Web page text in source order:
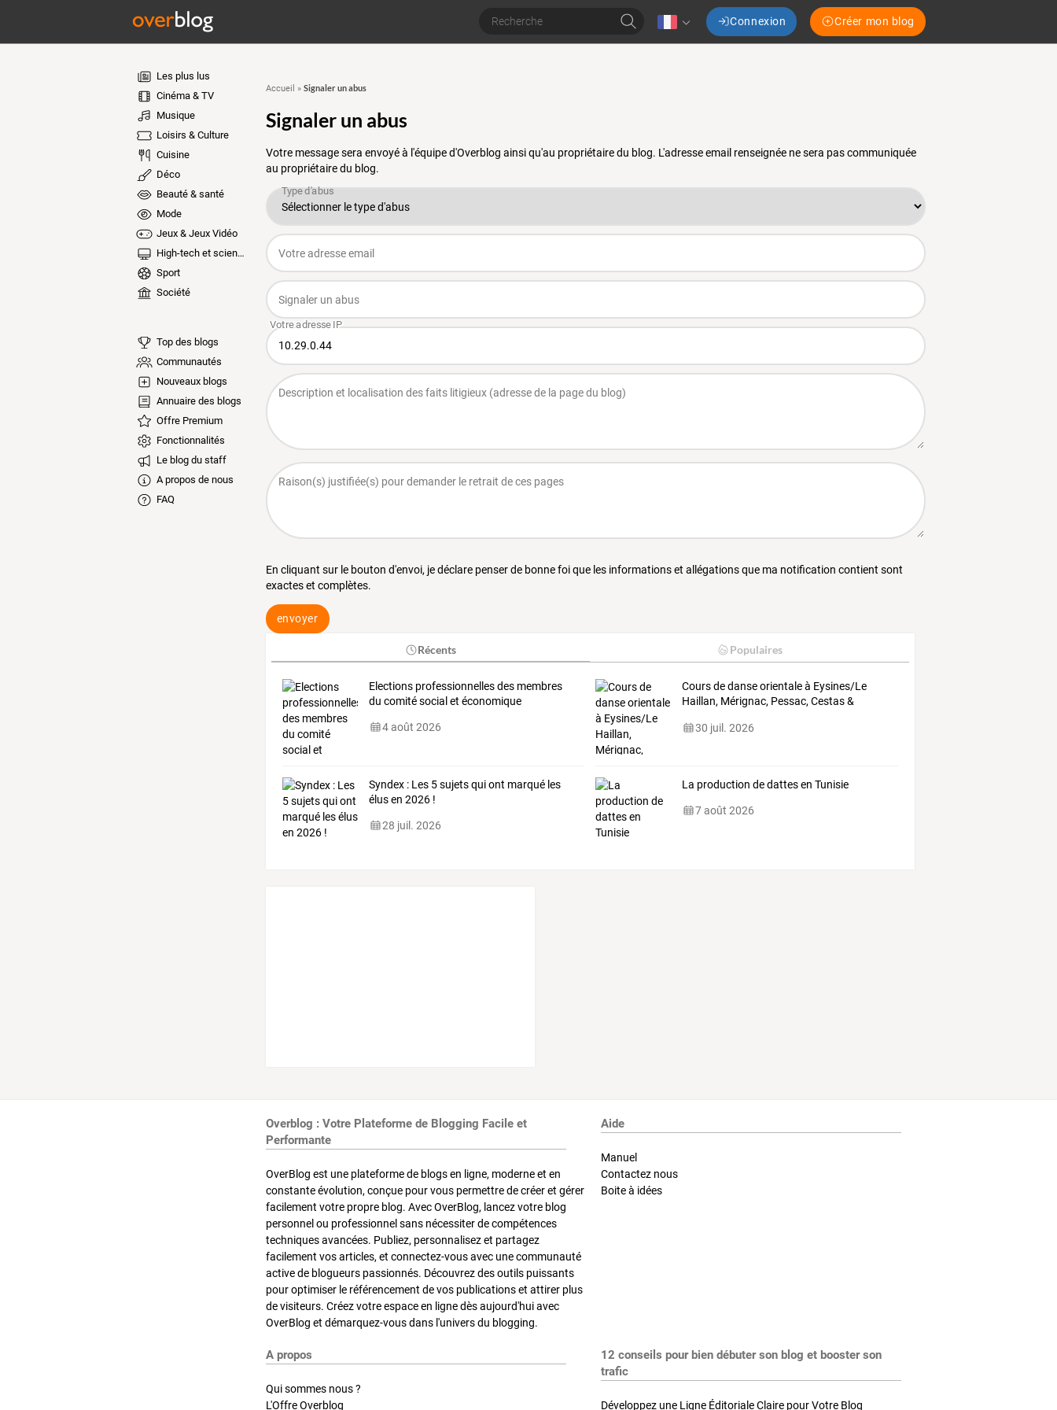
Connexion Créer mon blog
Les plus lus
Cinéma & TV
Musique
Loisirs & Culture
Cuisine
Déco
Beauté & santé
Mode
Jeux & Jeux Vidéo
High-tech et sciences
Sport
Société
Top des blogs
Communautés
Nouveaux blogs
Annuaire des blogs
Offre Premium
Fonctionnalités
Le blog du staff
A propos de nous
FAQ
Accueil » Signaler un abus
Signaler un abus
Votre message sera envoyé à l'équipe d'Overblog ainsi qu'au propriétaire du blog. L'adresse email renseignée ne sera pas communiquée
au propriétaire du blog.
En cliquant sur le bouton d'envoi, je déclare penser de bonne foi que les informations et allégations que ma notification contient sont
exactes et complètes.
envoyer
Récents Populaires
Elections professionnelles des membres
du comité social et économique
4 août 2026
Cours de danse orientale à Eysines/Le
Haillan, Mérignac, Pessac, Cestas &
30 juil. 2026
Syndex : Les 5 sujets qui ont marqué les
élus en 2026 !
28 juil. 2026
La production de dattes en Tunisie
7 août 2026
Overblog : Votre Plateforme de Blogging Facile et
Performante
OverBlog est une plateforme de blogs en ligne, moderne et en
constante évolution, conçue pour vous permettre de créer et gérer
facilement votre propre blog. Avec OverBlog, lancez votre blog
personnel ou professionnel sans nécessiter de compétences
techniques avancées. Publiez, personnalisez et partagez
facilement vos articles, et connectez-vous avec une communauté
active de blogueurs passionnés. Découvrez des outils puissants
pour optimiser le référencement de vos publications et attirer plus
de visiteurs. Créez votre espace en ligne dès aujourd'hui avec
OverBlog et démarquez-vous dans l'univers du blogging.
Aide
Manuel
Contactez nous
Boite à idées
A propos
Qui sommes nous ?
L'Offre Overblog
12 conseils pour bien débuter son blog et booster son
trafic
Développez une Ligne Éditoriale Claire pour Votre Blog